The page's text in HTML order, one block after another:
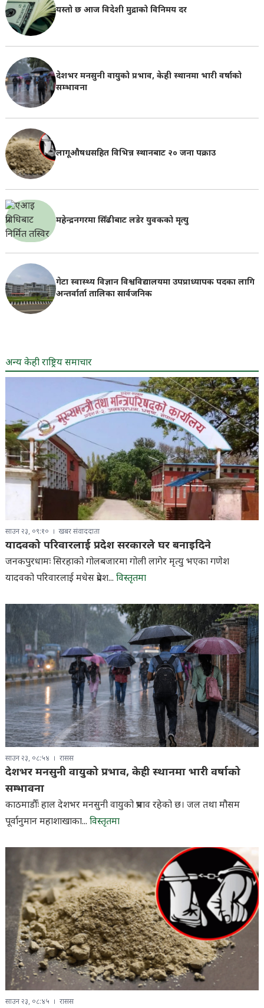
यस्तो छ आज विदेशी मुद्राको विनिमय दर
देशभर मनसुनी वायुको प्रभाव, केही स्थानमा भारी वर्षाको
सम्भावना
लागूऔषधसहित विभिन्न स्थानबाट २० जना पक्राउ
महेन्द्रनगरमा सिँढीबाट लडेर युवकको मृत्यु
गेटा स्वास्थ्य विज्ञान विश्वविद्यालयमा उपप्राध्यापक पदका लागि
अन्तर्वार्ता तालिका सार्वजनिक
अन्य केही राष्ट्रिय समाचार
साउन २३, ०९:१० खबर संवाददाता
यादवको परिवारलाई प्रदेश सरकारले घर बनाइदिने
जनकपुरधामः सिरहाको गोलबजारमा गोली लागेर मृत्यु भएका गणेश
यादवको परिवारलाई मधेस प्रदेश... विस्तृतमा
साउन २३, ०८:५४ रासस
देशभर मनसुनी वायुको प्रभाव, केही स्थानमा भारी वर्षाको
सम्भावना
काठमाडौँः हाल देशभर मनसुनी वायुको प्रभाव रहेको छ। जल तथा मौसम
पूर्वानुमान महाशाखाका... विस्तृतमा
साउन २३, ०८:४५ रासस